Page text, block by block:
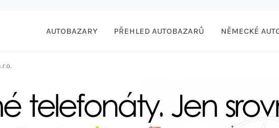
AUTOBAZARY PŘEHLED AUTOBAZARŮ NĚMECKÉ